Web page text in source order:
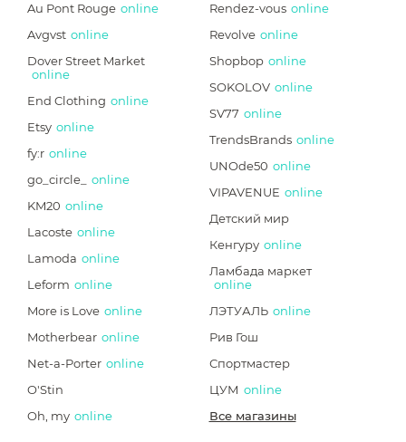
Au Pont Rouge online
Avgvst online
Dover Street Market
online
End Clothing online
Etsy online
fy:r online
go_circle_
online
KM20 online
Lacoste online
Lamoda online
Leform online
More is Love online
Motherbear online
Net-a-Porter online
O'Stin
Oh, my online
Rendez-vous online
Revolve online
Shopbop online
SOKOLOV online
SV77 online
TrendsBrands online
UNOde50 online
VIPAVENUE online
Детский мир
Кенгуру online
Ламбада маркет
online
ЛЭТУАЛЬ online
Рив Гош
Спортмастер
ЦУМ online
Все магазины